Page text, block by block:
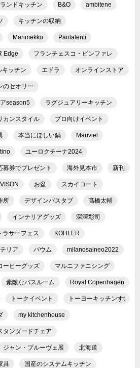
ンドキッチン B&O ambitene
キッチンの収納
Marimekko Paolalenti
Edge フランチェスコ・ビンファレ
キッチン エドラ オンラインストア
のセオリー
season5 ラグジュアリーキッチン
カンスタイル プロ向けイベント
本当にほしい鍋 Mauviel
ユーロクチーナ2024
募券でプレゼント 海外見本市 新刊
VISON お盆 スカイコート
所 デザインバスタブ 髙橋太輔
インテリアグッズ 深澤彰司
ラサーフェス KOHLER
リア バウム milanosalneo2022
ーヒーグッズ マルニファニシング
素敵なバスルーム Royal Copenhagen
トークイベント トーヨーキッチンすt
my kitchenhouse
タンダードチェア
ジャン・プルーヴェ展 北海道
具 国産のシステムキッチン